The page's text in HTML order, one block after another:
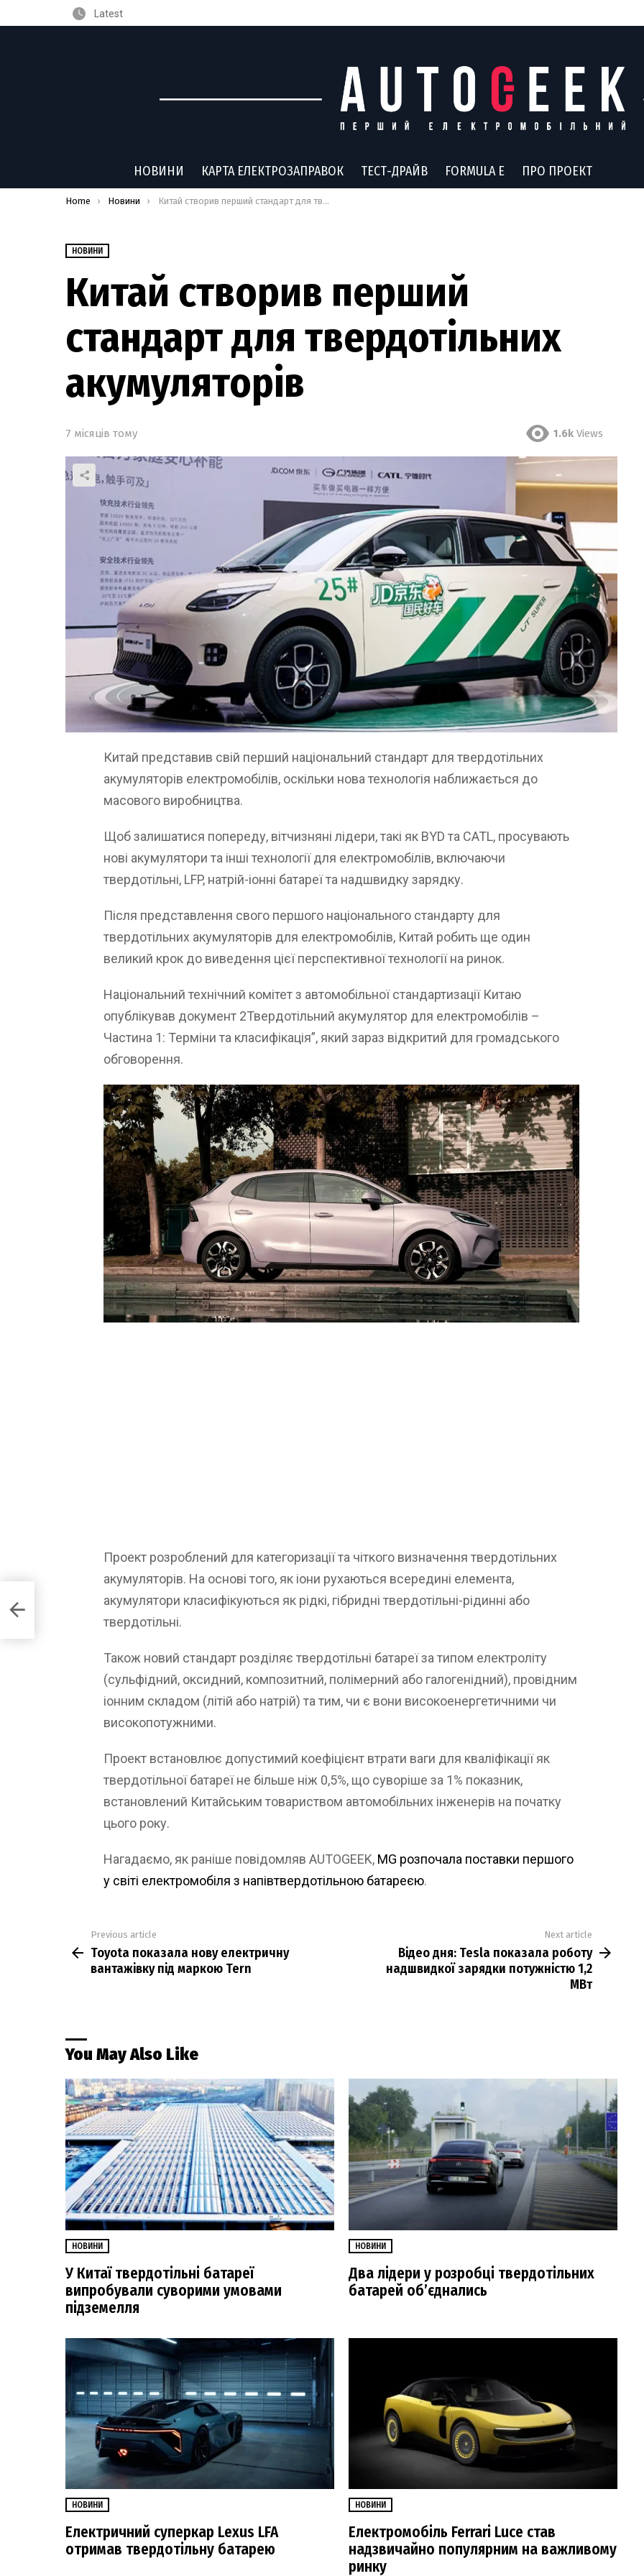
Latest
НОВИНИ КАРТА ЕЛЕКТРОЗАПРАВОК ТЕСТ-ДРАЙВ FORMULA E ПРО ПРОЕКТ
You are here:
Home Новини Китай створив перший стандарт для твердотільних акумуляторів
НОВИНИ
Китай створив перший
стандарт для твердотільних
акумуляторів
7 місяців тому 1.6k Views
Китай представив свій перший національний стандарт для твердотільних
акумуляторів електромобілів, оскільки нова технологія наближається до
масового виробництва.
Щоб залишатися попереду, вітчизняні лідери, такі як BYD та CATL, просувають
нові акумулятори та інші технології для електромобілів, включаючи
твердотільні, LFP, натрій-іонні батареї та надшвидку зарядку.
Після представлення свого першого національного стандарту для
твердотільних акумуляторів для електромобілів, Китай робить ще один
великий крок до виведення цієї перспективної технології на ринок.
Національний технічний комітет з автомобільної стандартизації Китаю
опублікував документ 2Твердотільний акумулятор для електромобілів –
Частина 1: Терміни та класифікація”, який зараз відкритий для громадського
обговорення.
Проект розроблений для категоризації та чіткого визначення твердотільних
акумуляторів. На основі того, як іони рухаються всередині елемента,
акумулятори класифікуються як рідкі, гібридні твердотільні-рідинні або
твердотільні.
Також новий стандарт розділяє твердотільні батареї за типом електроліту
(сульфідний, оксидний, композитний, полімерний або галогенідний), провідним
іонним складом (літій або натрій) та тим, чи є вони високоенергетичними чи
високопотужними.
Проект встановлює допустимий коефіцієнт втрати ваги для кваліфікації як
твердотільної батареї не більше ніж 0,5%, що суворіше за 1% показник,
встановлений Китайським товариством автомобільних інженерів на початку
цього року.
Нагадаємо, як раніше повідомляв AUTOGEEK, MG розпочала поставки першого
у світі електромобіля з напівтвердотільною батареєю.
more
Previous article
Toyota показала нову електричну
вантажівку під маркою Tern
Next article
Відео дня: Tesla показала роботу
надшвидкої зарядки потужністю 1,2
МВт
You May Also Like
НОВИНИ
У Китаї твердотільні батареї
випробували суворими умовами
підземелля
НОВИНИ
Два лідери у розробці твердотільних
батарей об’єднались
НОВИНИ
Електричний суперкар Lexus LFA
отримав твердотільну батарею
НОВИНИ
Електромобіль Ferrari Luce став
надзвичайно популярним на важливому
ринку